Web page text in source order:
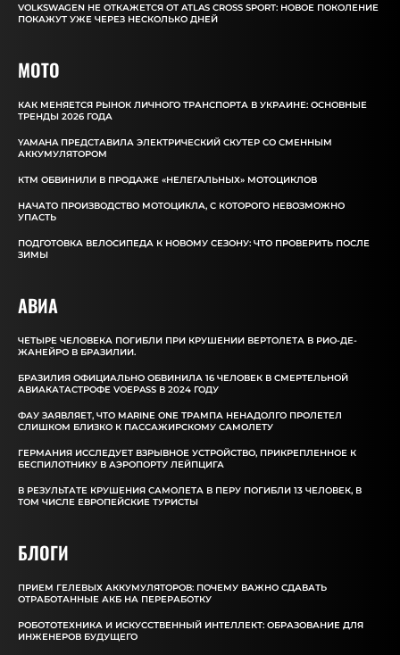
VOLKSWAGEN НЕ ОТКАЖЕТСЯ ОТ ATLAS CROSS SPORT: НОВОЕ ПОКОЛЕНИЕ
ПОКАЖУТ УЖЕ ЧЕРЕЗ НЕСКОЛЬКО ДНЕЙ
MOTO
КАК МЕНЯЕТСЯ РЫНОК ЛИЧНОГО ТРАНСПОРТА В УКРАИНЕ: ОСНОВНЫЕ
ТРЕНДЫ 2026 ГОДА
YAMAHA ПРЕДСТАВИЛА ЭЛЕКТРИЧЕСКИЙ СКУТЕР СО СМЕННЫМ
АККУМУЛЯТОРОМ
КТМ ОБВИНИЛИ В ПРОДАЖЕ «НЕЛЕГАЛЬНЫХ» МОТОЦИКЛОВ
НАЧАТО ПРОИЗВОДСТВО МОТОЦИКЛА, С КОТОРОГО НЕВОЗМОЖНО
УПАСТЬ
ПОДГОТОВКА ВЕЛОСИПЕДА К НОВОМУ СЕЗОНУ: ЧТО ПРОВЕРИТЬ ПОСЛЕ
ЗИМЫ
АВИА
ЧЕТЫРЕ ЧЕЛОВЕКА ПОГИБЛИ ПРИ КРУШЕНИИ ВЕРТОЛЕТА В РИО-ДЕ-
ЖАНЕЙРО В БРАЗИЛИИ.
БРАЗИЛИЯ ОФИЦИАЛЬНО ОБВИНИЛА 16 ЧЕЛОВЕК В СМЕРТЕЛЬНОЙ
АВИАКАТАСТРОФЕ VOEPASS В 2024 ГОДУ
ФАУ ЗАЯВЛЯЕТ, ЧТО MARINE ONE ТРАМПА НЕНАДОЛГО ПРОЛЕТЕЛ
СЛИШКОМ БЛИЗКО К ПАССАЖИРСКОМУ САМОЛЕТУ
ГЕРМАНИЯ ИССЛЕДУЕТ ВЗРЫВНОЕ УСТРОЙСТВО, ПРИКРЕПЛЕННОЕ К
БЕСПИЛОТНИКУ В АЭРОПОРТУ ЛЕЙПЦИГА
В РЕЗУЛЬТАТЕ КРУШЕНИЯ САМОЛЕТА В ПЕРУ ПОГИБЛИ 13 ЧЕЛОВЕК, В
ТОМ ЧИСЛЕ ЕВРОПЕЙСКИЕ ТУРИСТЫ
БЛОГИ
ПРИЕМ ГЕЛЕВЫХ АККУМУЛЯТОРОВ: ПОЧЕМУ ВАЖНО СДАВАТЬ
ОТРАБОТАННЫЕ АКБ НА ПЕРЕРАБОТКУ
РОБОТОТЕХНИКА И ИСКУССТВЕННЫЙ ИНТЕЛЛЕКТ: ОБРАЗОВАНИЕ ДЛЯ
ИНЖЕНЕРОВ БУДУЩЕГО